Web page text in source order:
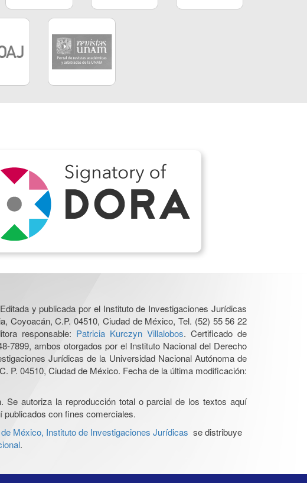
y publicada por el Instituto de Investigaciones Jurídicas
Coyoacán, C.P. 04510, Ciudad de México, Tel. (52) 55 56 22
responsable: Patricia Kurczyn Villalobos. Certificado de
7899, ambos otorgados por el Instituto Nacional del Derecho
Jurídicas de la Universidad Nacional Autónoma de
04510, Ciudad de México. Fecha de la última modificación:
Se autoriza la reproducción total o parcial de los textos aquí
con fines comerciales.
México, Instituto de Investigaciones Jurídicas se distribuye
.